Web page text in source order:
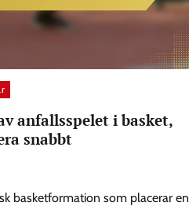
anfallsspelet i basket,
snabbt
basketformation som placerar en